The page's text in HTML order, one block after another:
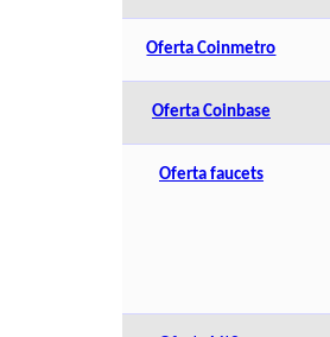
Oferta Coinmetro
Oferta Coinbase
Oferta faucets